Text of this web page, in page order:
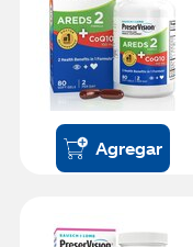
Agregar